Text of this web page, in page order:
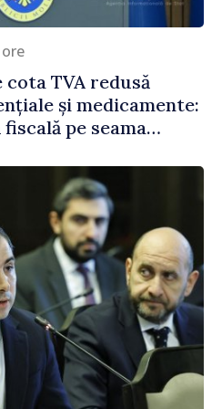
ore
TVA redusă
și medicamente:
pe seama